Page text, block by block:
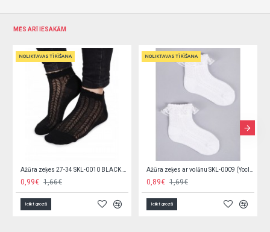
MĒS ARĪ IESAKĀM
TĪRĪŠANA
Ažūra zeķes 27-34 SKL-0010 BLACK (Yoclub)
1,66€
NOLIKTAVAS TĪRĪŠANA
Ažūra zeķes ar volānu SKL-0009 (Yoclub)
1,69€